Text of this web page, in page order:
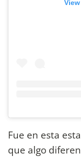
Fue en esta
que algo